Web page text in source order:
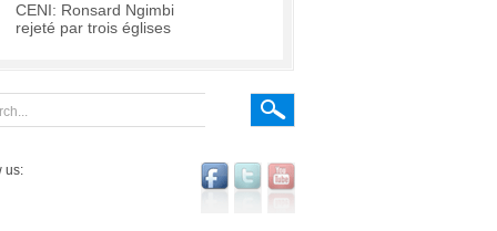
CENI: Ronsard Ngimbi
rejeté par trois églises
us: